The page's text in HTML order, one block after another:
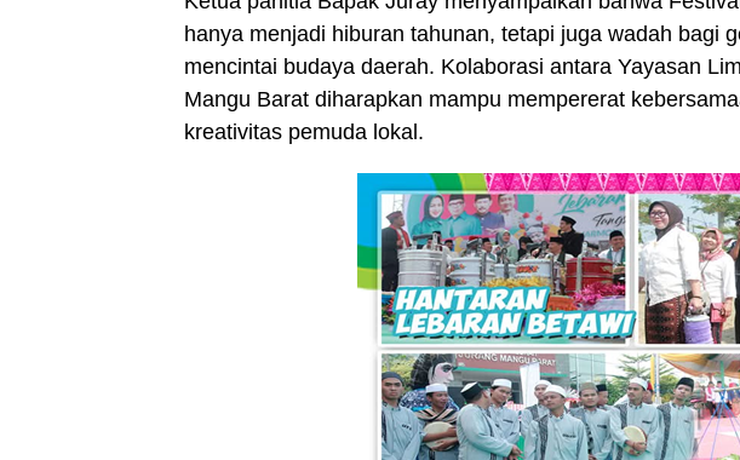
hanya menjadi hiburan tahunan, tetapi juga wadah bagi
mencintai budaya daerah. Kolaborasi antara Yayasan
Mangu Barat diharapkan mampu mempererat
kreativitas pemuda lokal.